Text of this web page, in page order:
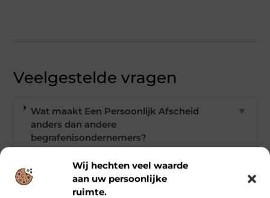
Wij hechten veel waarde
aan uw persoonlijke
ruimte.
Veelgestelde vragen
Wat maakt Een Persoonlijk Afscheid
anders dan andere
begrafenisondernemers?
▼
Kan ik de plechtigheid op een locatie naar
keuze houden?